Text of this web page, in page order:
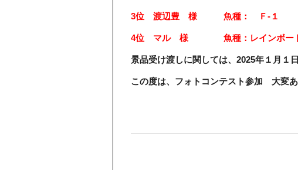
3位 渡辺豊 様 魚種： Ｆ-１
4位 マル 様 魚種：レインボート
景品受け渡しに関しては、2025年１月１
この度は、フォトコンテスト参加 大変あ